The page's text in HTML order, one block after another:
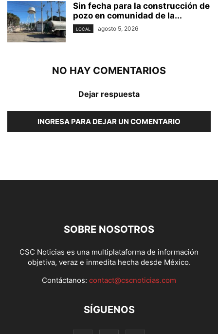
Sin fecha para la construcción de
pozo en comunidad de la...
LOCAL agosto 5, 2026
NO HAY COMENTARIOS
Dejar respuesta
INGRESA PARA DEJAR UN COMENTARIO
SOBRE NOSOTROS
CSC Noticias es una multiplataforma de información
objetiva, veraz e inmedita hecha desde México.
Contáctanos: contact@cscnoticias.com
SÍGUENOS